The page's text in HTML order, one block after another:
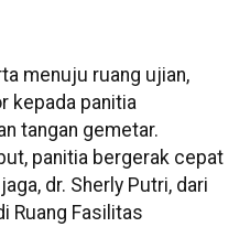
menuju ruang ujian,
kepada panitia
tangan gemetar.
panitia bergerak cepat
dr. Sherly Putri, dari
Ruang Fasilitas